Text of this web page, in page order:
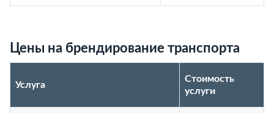
Цены на брендирование транспорта
Услуга
Стоимость
услуги